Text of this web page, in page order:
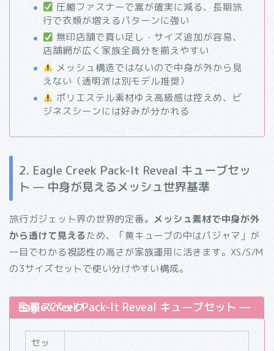
圧縮ファスナーで嵩が確実に減る、長期旅
行で衣類が増えるパターンに強い
無印店舗で買い足し・サイズ追加が容易、
店舗網が広く家族全員分を揃えやすい
メッシュ構造ではないので中身が外から見
えない（透明派は別モデル推奨）
ポリエステル素材ゆえ高級感は控えめ、ビ
ジネスシーンには好みが分かれる
2. Eagle Creek Pack-It Reveal キューブセッ
ト — 中身が見えるメッシュ世界基準
旅行ガジェット界の世界的定番。 メッシュ素材で中身が外
から透けて見えるため、「黄キューブの中はパジャマ」が
一目でわかる視認性の高さが家族運用に活きます。XS/S/M
の3サイズセットで使い分けやすい構成。
Eagle Creek Pack-It Reveal キューブセット — 主要スペック
セッ